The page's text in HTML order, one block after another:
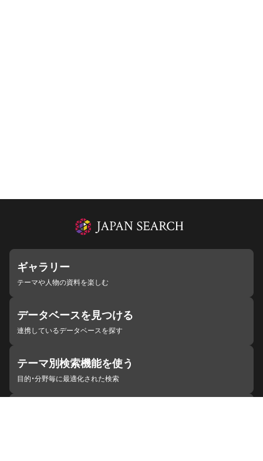
ギャラリー
テーマや人物の資料を楽しむ
データベースを見つける
連携しているデータベースを探す
テーマ別検索機能を使う
目的・分野毎に最適化された検索